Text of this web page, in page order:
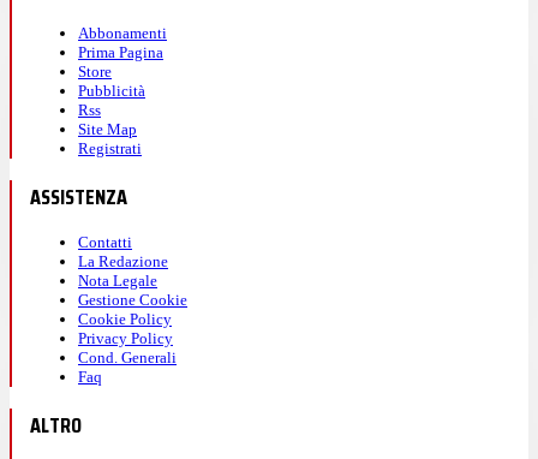
Abbonamenti
Prima Pagina
Store
Pubblicità
Rss
Site Map
Registrati
ASSISTENZA
Contatti
La Redazione
Nota Legale
Gestione Cookie
Cookie Policy
Privacy Policy
Cond. Generali
Faq
ALTRO